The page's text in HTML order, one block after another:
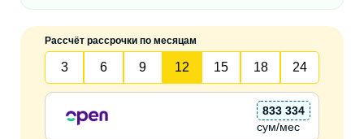
Рассчёт рассрочки по месяцам
3 6 9 12 15 18 24
833 334
сум/мес